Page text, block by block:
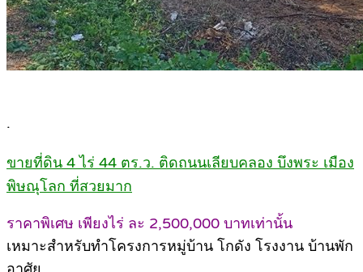
.
ขายที่ดิน 4 ไร่ 44 ตร.ว. ติดถนนเลียบคลอง บึงพระ เมือง
พิษณุโลก ที่สวยมาก
ราคาพิเศษ เพียงไร่ ละ 2,500,000 บาทเท่านั้น
เหมาะสำหรับทำโครงการหมู่บ้าน โกดัง โรงงาน บ้านพัก